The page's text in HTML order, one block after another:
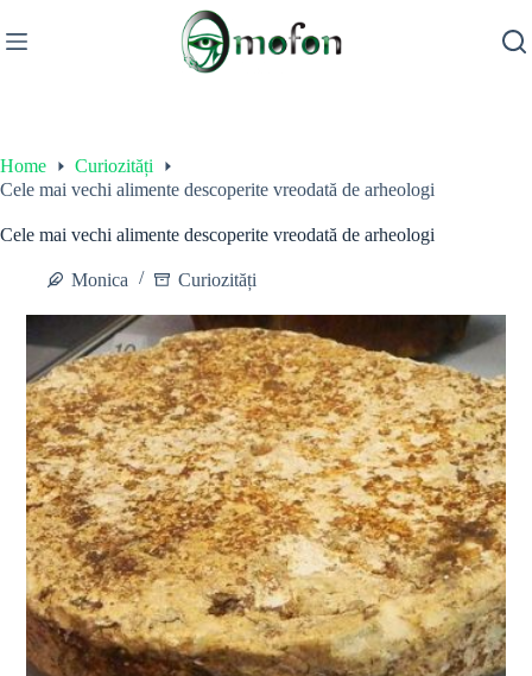
to
content
Home
Curiozități
Cele mai vechi alimente descoperite vreodată de arheologi
Cele mai vechi alimente descoperite vreodată de arheologi
Monica Curiozități